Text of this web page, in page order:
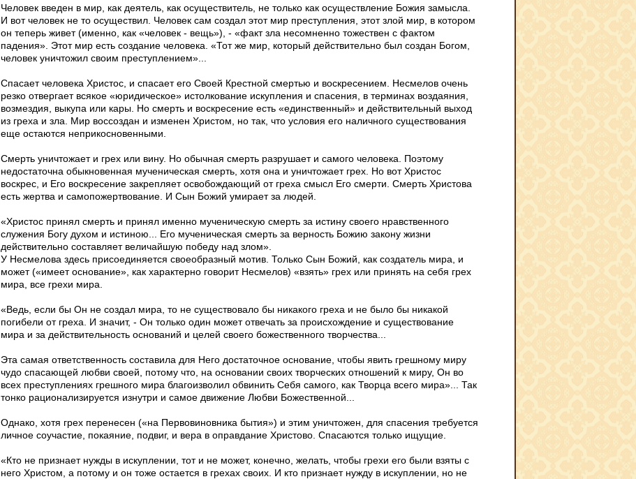
Человек введен в мир, как деятель, как осуществитель, не только как осуществление Божия замысла.
И вот человек не то осуществил. Человек сам создал этот мир преступления, этот злой мир, в котором
он теперь живет (именно, как «человек - вещь»), - «факт зла несомненно тожествен с фактом
падения». Этот мир есть создание человека. «Тот же мир, который действительно был создан Богом,
человек уничтожил своим преступлением»...
Спасает человека Христос, и спасает его Своей Крестной смертью и воскресением. Несмелов очень
резко отвергает всякое «юридическое» истолкование искупления и спасения, в терминах воздаяния,
возмездия, выкупа или кары. Но смерть и воскресение есть «единственный» и действительный выход
из греха и зла. Мир воссоздан и изменен Христом, но так, что условия его наличного существования
еще оста­ются неприкосновенными.
Смерть уничтожает и грех или вину. Но обычная смерть разрушает и самого человека. Поэтому
недостаточна обыкновенная мученическая смерть, хотя она и уничтожает грех. Но вот Христос
воскрес, и Его воскресение закрепляет освобождающий от греха смысл Его смерти. Смерть Христова
есть жертва и самопожертвование. И Сын Божий умирает за людей.
«Христос принял смерть и принял именно мученическую смерть за истину своего нравственного
служения Богу духом и исти­ною... Его мученическая смерть за верность Божию закону жизни
действительно составляет величайшую победу над злом».
У Несмелова здесь присоединяется своеобразный мотив. Только Сын Божий, как создатель мира, и
может («имеет основание», как характерно говорит Несмелов) «взять» грех или принять на себя грех
мира, все грехи мира.
«Ведь, если бы Он не создал мира, то не су­ществовало бы никакого греха и не было бы никакой
погибели от греха. И значит, - Он только один может отвечать за происхождение и существование
мира и за действительность оснований и целей своего божественного твор­чества...
Эта самая ответственность составила для Него достаточное основание, чтобы явить грешному миру
чудо спа­сающей любви своей, потому что, на основании своих творческих отношений к миру, Он во
всех преступлениях грешного мира благоизволил обвинить Себя самого, как Творца всего мира»... Так
тонко рационализируется изнутри и самое движение Любви Божественной...
Однако, хотя грех перенесен («на Первовиновника бытия») и этим уничтожен, для спасения требуется
личное соучастие, покаяние, подвиг, и вера в оправдание Христово. Спасаются только ищущие.
«Кто не признает нужды в искуплении, тот и не может, конечно, желать, чтобы грехи его были взяты с
него Христом, а потому и он тоже остается в грехах своих. И кто признает нужду в искуплении, но не